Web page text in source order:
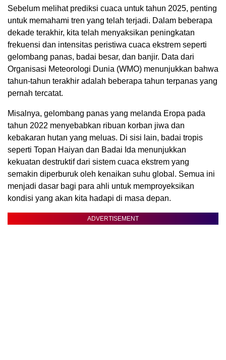
Sebelum melihat prediksi cuaca untuk tahun 2025, penting
untuk memahami tren yang telah terjadi. Dalam beberapa
dekade terakhir, kita telah menyaksikan peningkatan
frekuensi dan intensitas peristiwa cuaca ekstrem seperti
gelombang panas, badai besar, dan banjir. Data dari
Organisasi Meteorologi Dunia (WMO) menunjukkan bahwa
tahun-tahun terakhir adalah beberapa tahun terpanas yang
pernah tercatat.
Misalnya, gelombang panas yang melanda Eropa pada
tahun 2022 menyebabkan ribuan korban jiwa dan
kebakaran hutan yang meluas. Di sisi lain, badai tropis
seperti Topan Haiyan dan Badai Ida menunjukkan
kekuatan destruktif dari sistem cuaca ekstrem yang
semakin diperburuk oleh kenaikan suhu global. Semua ini
menjadi dasar bagi para ahli untuk memproyeksikan
kondisi yang akan kita hadapi di masa depan.
ADVERTISEMENT